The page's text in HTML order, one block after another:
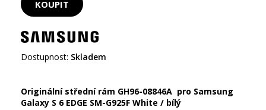
Dostupnost: Skladem
Originální střední rám GH96-08846A pro Samsung
Galaxy S 6 EDGE SM-G925F White / bílý